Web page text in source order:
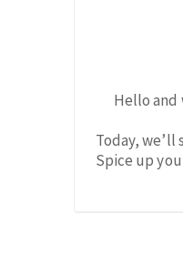
Hello and
Today,
Spice up